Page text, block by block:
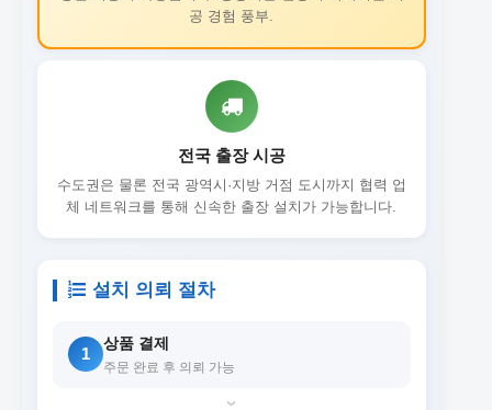
공 경험 풍부.
전국 출장 시공
수도권은 물론 전국 광역시·지방 거점 도시까지 협력 업
체 네트워크를 통해 신속한 출장 설치가 가능합니다.
설치 의뢰 절차
1
상품 결제
주문 완료 후 의뢰 가능
›